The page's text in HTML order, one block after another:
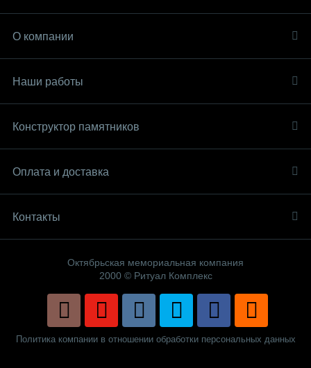
О компании
Наши работы
Конструктор памятников
Оплата и доставка
Контакты
Октябрьская мемориальная компания
2000 © Ритуал Комплекс
Политика компании в отношении обработки персональных данных